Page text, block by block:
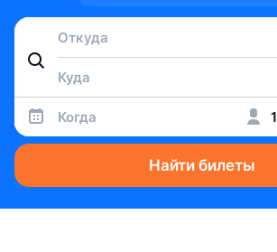
Когда
Найти билеты